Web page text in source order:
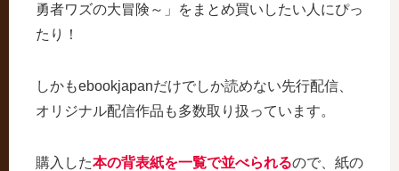
勇者ワズの大冒険～」をまとめ買いしたい人にぴっ
たり！
しかもebookjapanだけでしか読めない先行配信、
オリジナル配信作品も多数取り扱っています。
購入した本の背表紙を一覧で並べられるので、紙の